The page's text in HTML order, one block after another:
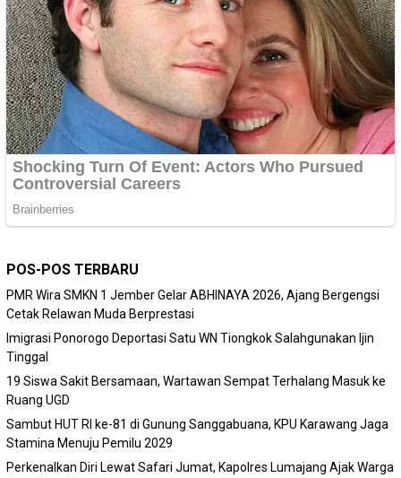
POS-POS TERBARU
PMR Wira SMKN 1 Jember Gelar ABHINAYA 2026, Ajang Bergengsi
Cetak Relawan Muda Berprestasi
Imigrasi Ponorogo Deportasi Satu WN Tiongkok Salahgunakan Ijin
Tinggal
19 Siswa Sakit Bersamaan, Wartawan Sempat Terhalang Masuk ke
Ruang UGD
Sambut HUT RI ke-81 di Gunung Sanggabuana, KPU Karawang Jaga
Stamina Menuju Pemilu 2029
Perkenalkan Diri Lewat Safari Jumat, Kapolres Lumajang Ajak Warga